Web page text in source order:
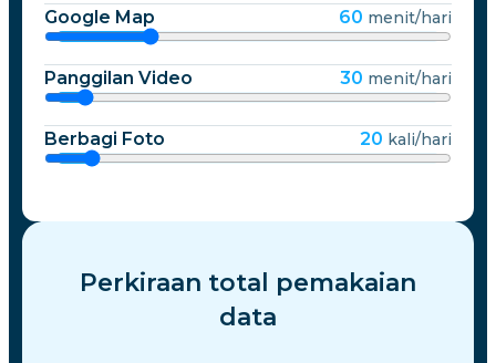
Google Map 60 menit/hari
Panggilan Video 30 menit/hari
Berbagi Foto 20 kali/hari
Perkiraan total pemakaian
data